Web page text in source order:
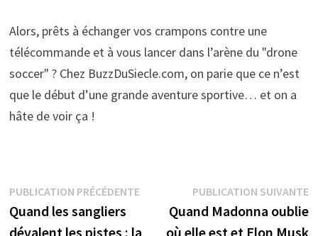
Alors, prêts à échanger vos crampons contre une
télécommande et à vous lancer dans l’arène du "drone
soccer" ? Chez BuzzDuSiecle.com, on parie que ce n’est
que le début d’une grande aventure sportive… et on a
hâte de voir ça !
Navigation
de
PUBLICATION PRÉCÉDENTEPublication
précédente :
Quand les sangliers
dévalent les pistes : la
PUBLICATION SUIVANTE
Quand Madonna oublie
où elle est et Elon Musk